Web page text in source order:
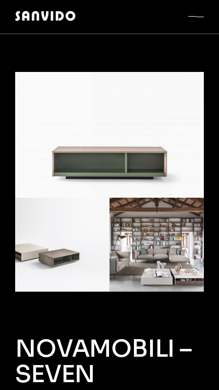
NOVAMOBILI –
SEVEN